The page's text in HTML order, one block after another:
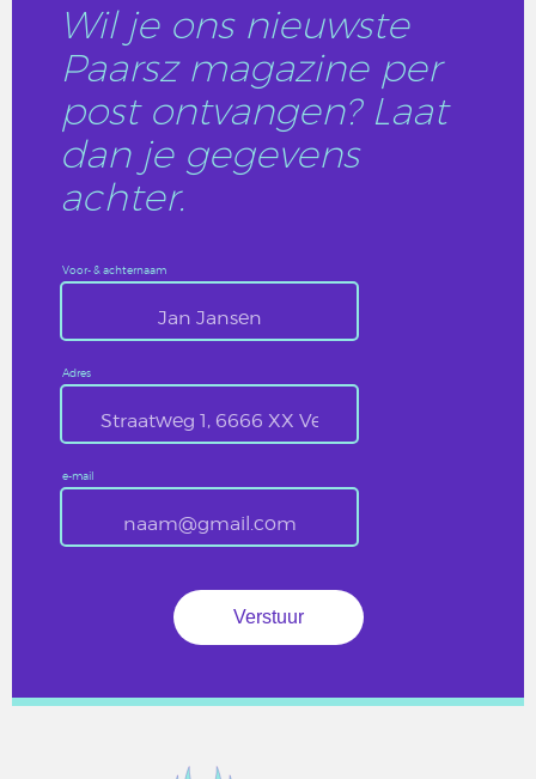
Wil je ons nieuwste
Paarsz magazine per
post ontvangen? Laat
dan je gegevens
achter.
Voor- & achternaam
Adres
e-mail